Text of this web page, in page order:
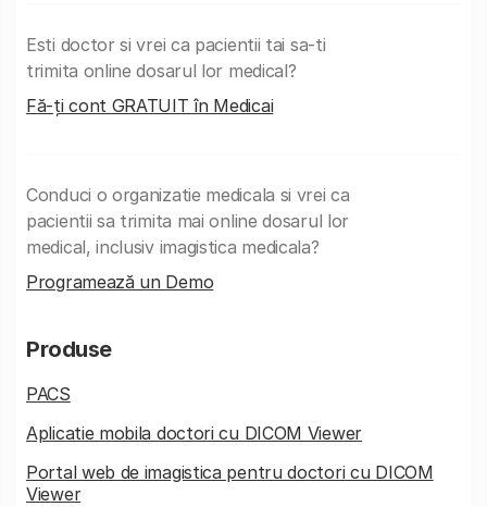
Esti doctor si vrei ca pacientii tai sa-ti
trimita online dosarul lor medical?
Fă-ți cont GRATUIT în Medicai
Conduci o organizatie medicala si vrei ca
pacientii sa trimita mai online dosarul lor
medical, inclusiv imagistica medicala?
Programează un Demo
Produse
PACS
Aplicatie mobila doctori cu DICOM Viewer
Portal web de imagistica pentru doctori cu DICOM
Viewer